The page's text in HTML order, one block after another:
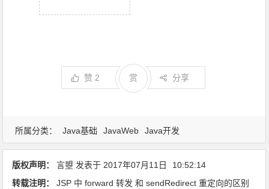
赞 2 分享
赏
所属分类： Java基础 JavaWeb Java开发
版权声明： 言曌 发表于 2017年07月11日
10:52:14
转载注明：
JSP 中 forward 转发 和 sendRedirect 重定向的区别